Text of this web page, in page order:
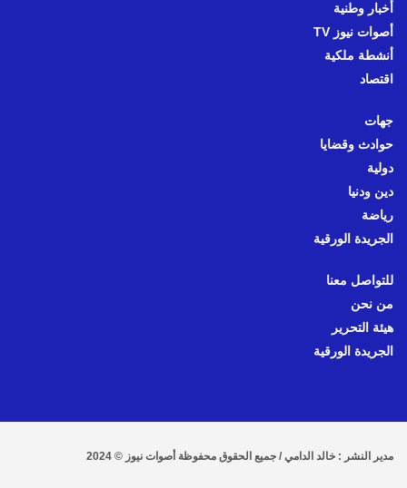
أخبار وطنية
أصوات نيوز TV
أنشطة ملكية
اقتصاد
جهات
حوادث وقضايا
دولية
دين ودنيا
رياضة
الجريدة الورقية
للتواصل معنا
من نحن
هيئة التحرير
الجريدة الورقية
مدير النشر : خالد الدامي / جميع الحقوق محفوظة أصوات نيوز © 2024